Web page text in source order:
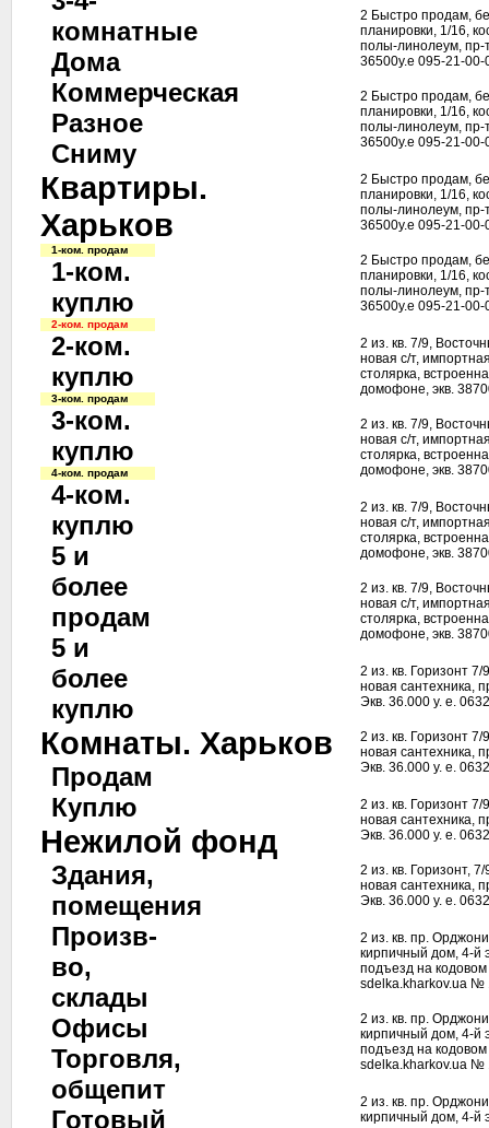
комнатные
Дома
Коммерческая
Разное
Сниму
Квартиры.
Харьков
1-ком. продам
1-ком.
куплю
2-ком. продам
2-ком.
куплю
3-ком. продам
3-ком.
куплю
4-ком. продам
4-ком.
куплю
5 и
более
продам
5 и
более
куплю
Комнаты. Харьков
Продам
Куплю
Нежилой фонд
Здания,
помещения
Произв-
во,
склады
Офисы
Торговля,
общепит
Готовый
2 Быстро продам,
планировки, 1/16,
полы-линолеум, пр-
36500у.е 095-21-00-
2 Быстро продам,
планировки, 1/16,
полы-линолеум, пр-
36500у.е 095-21-00-
2 Быстро продам,
планировки, 1/16,
полы-линолеум, пр-
36500у.е 095-21-00-
2 Быстро продам,
планировки, 1/16,
полы-линолеум, пр-
36500у.е 095-21-00-
2 из. кв. 7/9,
новая с/т,
столярка,
домофоне, экв.
2 из. кв. 7/9,
новая с/т,
столярка,
домофоне, экв.
2 из. кв. 7/9,
новая с/т,
столярка,
домофоне, экв.
2 из. кв. 7/9,
новая с/т,
столярка,
домофоне, экв.
2 из. кв. Горизонт
новая сантехника,
Экв. 36.000 у. е.
2 из. кв. Горизонт
новая сантехника,
Экв. 36.000 у. е.
2 из. кв. Горизонт
новая сантехника,
Экв. 36.000 у. е.
2 из. кв. Горизонт,
новая сантехника,
Экв. 36.000 у. е.
2 из. кв. пр.
кирпичный дом, 4-й
подъезд на
sdelka.kharkov.ua №
2 из. кв. пр.
кирпичный дом, 4-й
подъезд на
sdelka.kharkov.ua №
2 из. кв. пр.
кирпичный дом, 4-й